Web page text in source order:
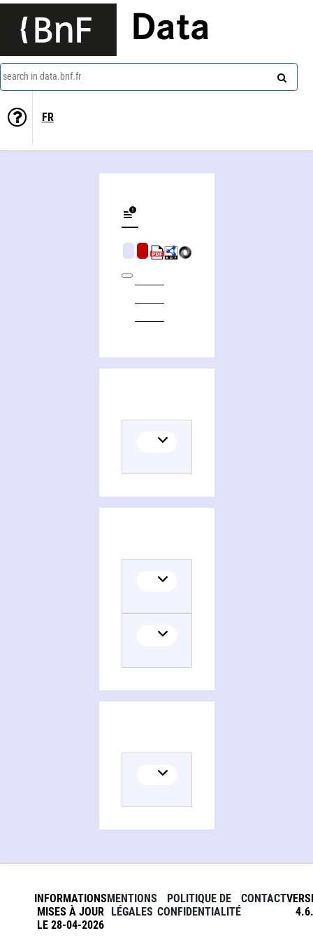
Data
search in data.bnf.fr
FR
INFORMATIONS
MISES À JOUR
LE 28-04-2026
MENTIONS
LÉGALES
POLITIQUE DE
CONFIDENTIALITÉ
CONTACT